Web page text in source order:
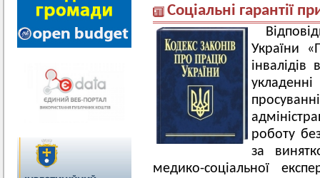
Соціальні гарантії
України
роботу
за
медико-соціальної